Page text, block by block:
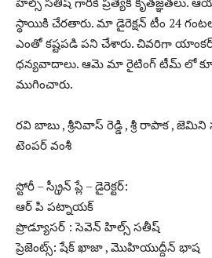
స్థాయికి చేరతారు. మా డైరెక్షన్ టీం 24
ఎంతో కష్టపడి పని చేశారు. చివరిగా
ధన్యవాదాలు. ఆమె మా రైటింగ్ టీమ్ లో
ముగించారు.
రవి బాబు , శ్రీనివాస్ రెడ్డి , శ్రీ రాపాక ,
టెంపర్ వంశీ
స్టోరీ – స్క్రీన్ ప్లే – డైరెక్టర్:
ఆర్ పి పట్నాయక్
ప్రొడ్యూసర్ : సెవెన్ హిల్స్ సతీష్
ప్రెజెంట్స్: షేక్ ఖాజా , మొహియుద్దీన్ భాష